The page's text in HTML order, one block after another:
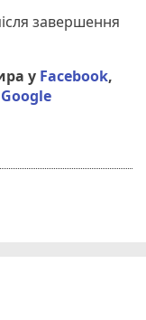
завершення
у Facebook,
Google